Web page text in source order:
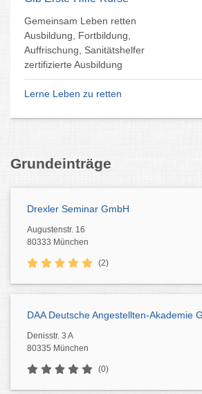
Gemeinsam Leben retten
Ausbildung, Fortbildung,
Auffrischung, Sanitätshelfer
zertifizierte Ausbildung
Lerne Leben zu retten
Grundeinträge
Drexler Seminar GmbH
Augustenstr. 16
80333 München
(2)
DAA Deutsche Angestellten-Akademie
Denisstr. 3 A
80335 München
(0)